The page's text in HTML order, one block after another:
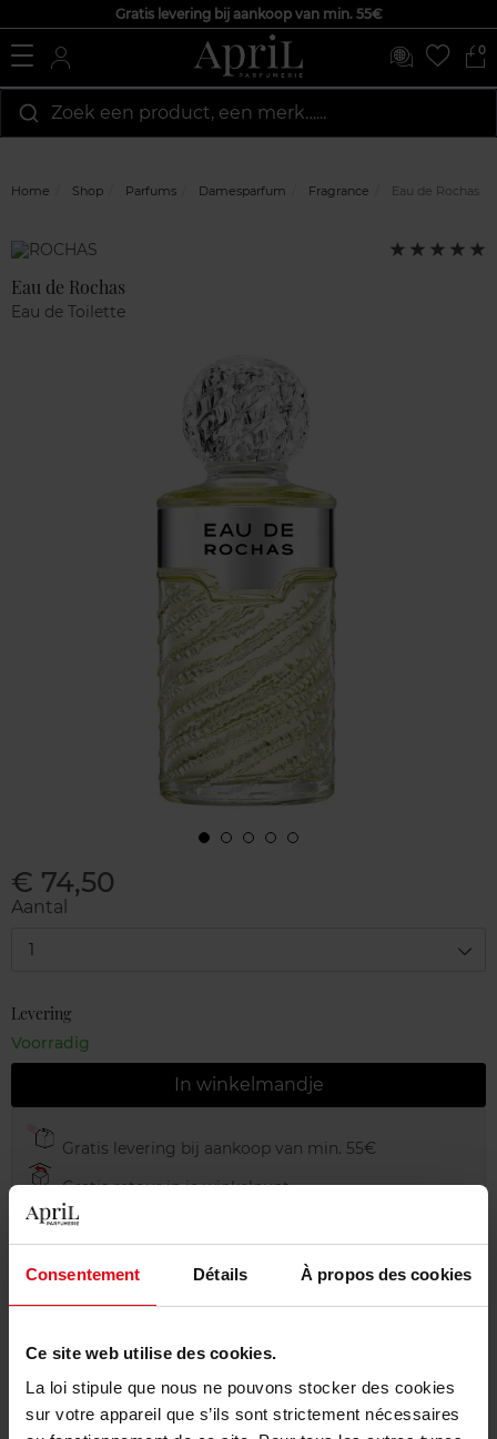
Consentement Détails À propos des cookies
Ce site web utilise des cookies.
La loi stipule que nous ne pouvons stocker des cookies
sur votre appareil que s’ils sont strictement nécessaires
Gratis levering bij aankoop van min. 55€
0
Zoek een product, een merk…...
Home Shop Parfums Damesparfum Fragrance Eau de Rochas
Marque
5
Eau de Rochas
Eau de Toilette
€ 74,50
Aantal
1
Levering
Voorradig
In winkelmandje
Gratis levering bij aankoop van min. 55€
Gratis retour in je winkelpunt
Gratis verpakking
Beschrijving
Karakteristieken